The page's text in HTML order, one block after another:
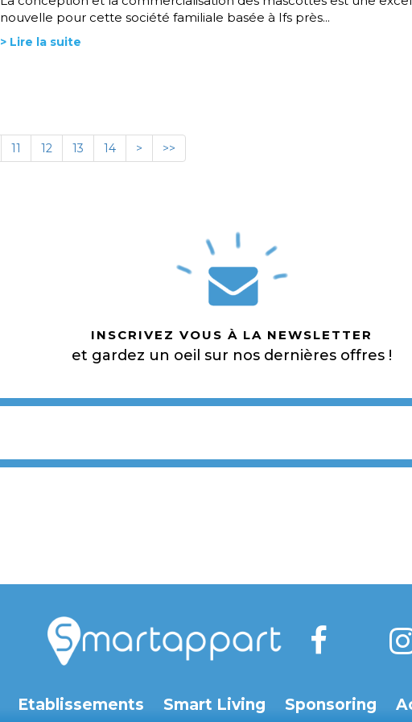
nouvelle pour cette société familiale basée à Ifs près...
> Lire la suite
11 12 13 14 > >>
INSCRIVEZ VOUS À LA NEWSLETTER
et gardez un oeil sur nos dernières offres !
Etablissements Smart Living Sponsoring